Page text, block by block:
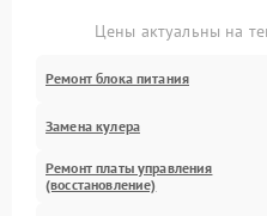
Цены актуальны на
Ремонт блока питания
Замена кулера
Ремонт платы управления
(восстановление)